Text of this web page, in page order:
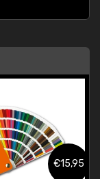
€15,95